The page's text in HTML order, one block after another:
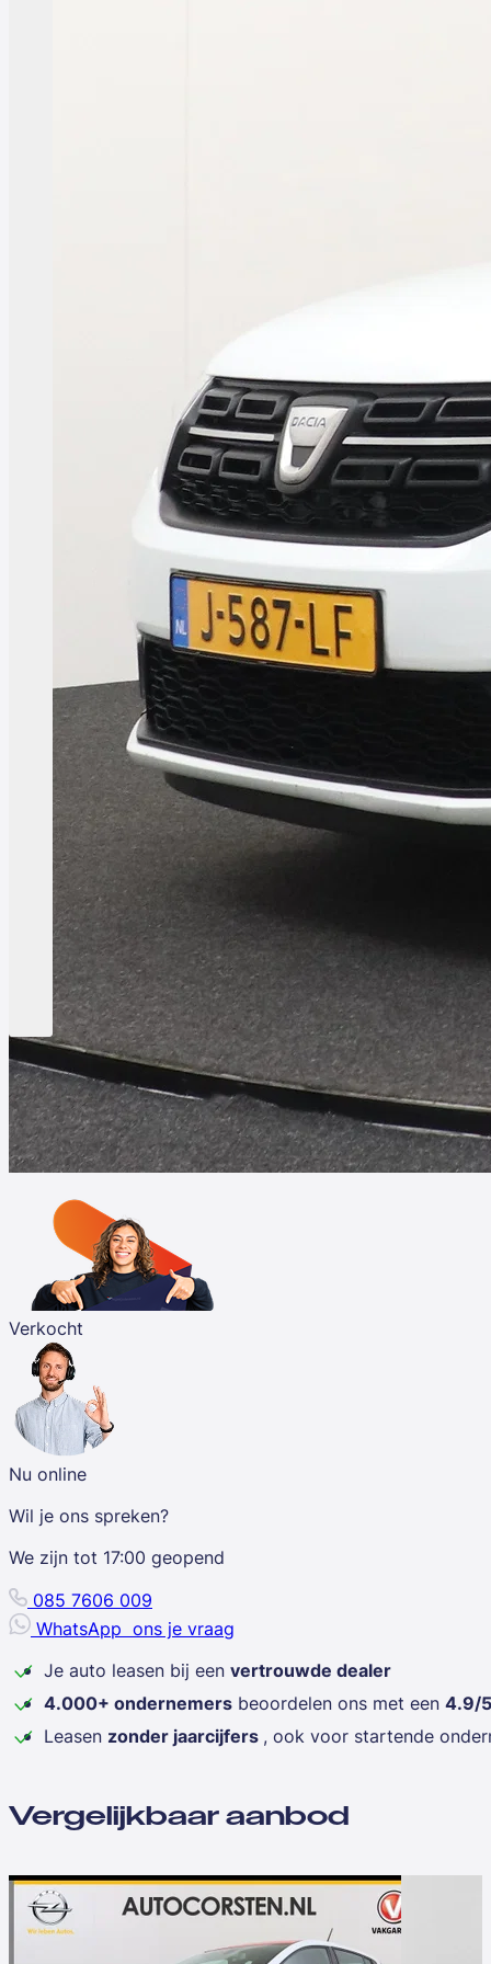
Verkocht
Nu online
Wil je ons spreken?
We zijn tot 17:00 geopend
085 7606 009
WhatsApp ons je vraag
Je auto leasen bij een vertrouwde dealer
4.000+ ondernemers beoordelen ons met een 4.9/5
Leasen zonder jaarcijfers , ook voor startende
Vergelijkbaar aanbod